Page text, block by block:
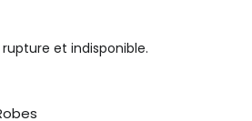
et indisponible.